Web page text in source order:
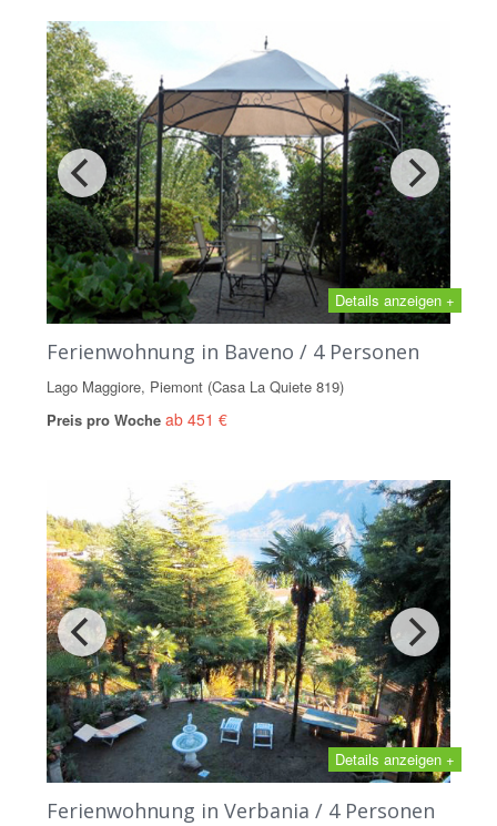
Details anzeigen +
Ferienwohnung in Baveno / 4 Personen
Lago Maggiore, Piemont (Casa La Quiete 819)
Preis pro Woche ab 451 €
Details anzeigen +
Ferienwohnung in Verbania / 4 Personen